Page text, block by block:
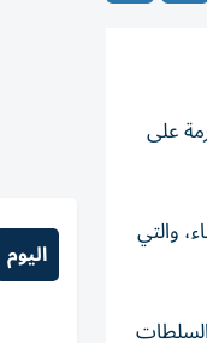
على
والتي
اليوم